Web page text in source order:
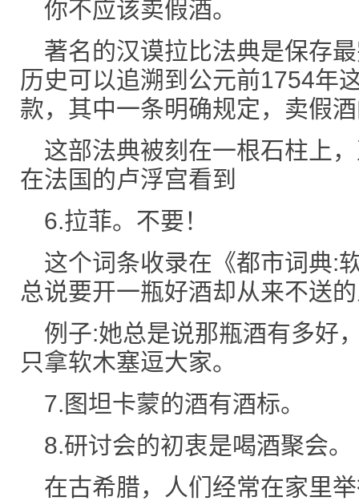
你不应该卖假酒。
著名的汉谟拉比法典是保存
历史可以追溯到公元前1754年
款，其中一条明确规定，卖假
这部法典被刻在一根石柱上
在法国的卢浮宫看到
6.拉菲。不要！
这个词条收录在《都市词典:
总说要开一瓶好酒却从来不送
例子:她总是说那瓶酒有多好
只拿软木塞逗大家。
7.图坦卡蒙的酒有酒标。
8.研讨会的初衷是喝酒聚会。
在古希腊，人们经常在家里